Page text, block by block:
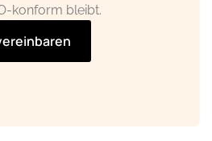
konform bleibt.